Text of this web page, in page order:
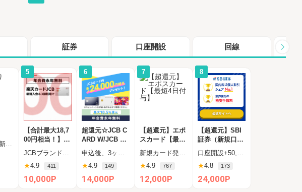
証券 口座開設 回線
5
【合計最大18,7
00円相当！】楽
天カード【JCB
キャンペーン実
施中】
★4.9 411
10,000P
6
超還元☆JCB C
ARD W/JCB CA
RD W plus L(39
歳以下限定)
★4.9 149
14,000P
7
【超還元】エポ
スカード【最短
4日付与】
★4.9 767
12,000P
8
【超還元】SBI
証券（新規口座
開設+50,000円
以上入金）
★4.8 173
24,000P